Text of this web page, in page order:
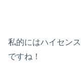
私的にはハイセン
ですね！